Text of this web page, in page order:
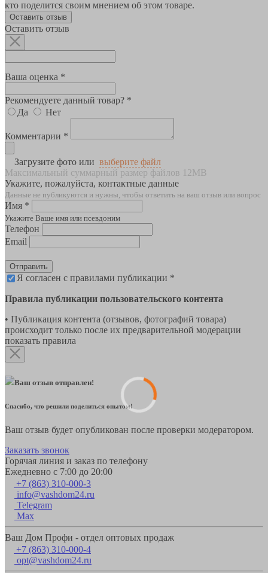
кто поделится своим мнением об этом товаре.
Оставить отзыв
Оставить отзыв
Ваша оценка *
Рекомендуете данный товар? *
Да
Нет
Комментарии *
Загрузите фото или выберите файл
Максимальный суммарный размер файлов 12MB
Укажите, пожалуйста, контактные данные
Данные не публикуются и нужны, чтобы ответить на ваш отзыв или вопрос
Имя *
Укажите Ваше имя или псевдоним
Телефон
Email
Отправить
Я согласен с правилами публикации *
Правила публикации пользовательского контента
• Публикация контента (отзывов, фотографий товара)
происходит только после их предварительной модерации
показать правила
Ваш отзыв отправлен!
Спасибо, что решили поделиться опытом!
Ваш отзыв будет опубликован после проверки модератором.
Заказать звонок
Горячая линия и заказ по телефону
Ежедневно с 7:00 до 20:00
+7 (863) 310-000-3
info@vashdom24.ru
Telegram
Max
Ваш Дом Профи - отдел оптовых продаж
+7 (863) 310-000-4
opt@vashdom24.ru